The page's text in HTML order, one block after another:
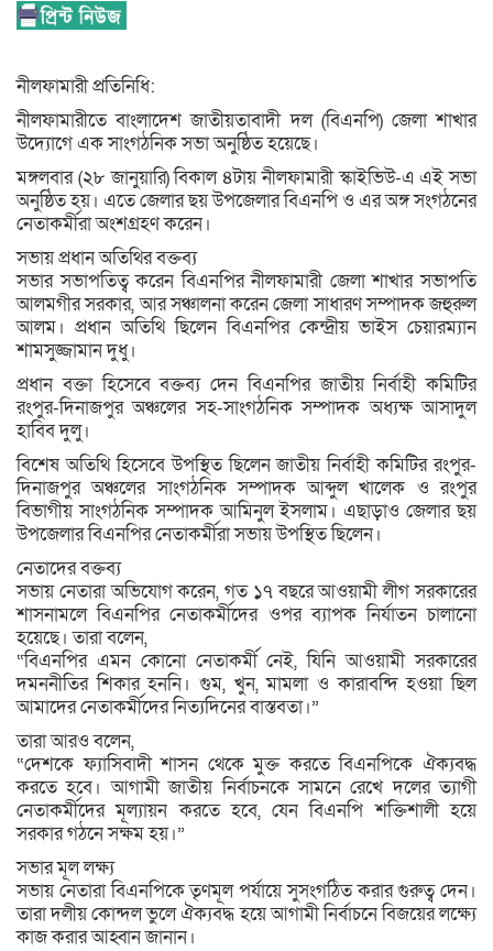
নীলফামারী প্রতিনিধি:
নীলফামারীতে বাংলাদেশ জাতীয়তাবাদী দল (বিএনপি) জেলা শাখার
উদ্যোগে এক সাংগঠনিক সভা অনুষ্ঠিত হয়েছে।
মঙ্গলবার (২৮ জানুয়ারি) বিকাল ৪টায় নীলফামারী স্কাইভিউ-এ এই সভা
অনুষ্ঠিত হয়। এতে জেলার ছয় উপজেলার বিএনপি ও এর অঙ্গ সংগঠনের
নেতাকর্মীরা অংশগ্রহণ করেন।
সভায় প্রধান অতিথির বক্তব্য
সভার সভাপতিত্ব করেন বিএনপির নীলফামারী জেলা শাখার সভাপতি
আলমগীর সরকার, আর সঞ্চালনা করেন জেলা সাধারণ সম্পাদক জহুরুল
আলম। প্রধান অতিথি ছিলেন বিএনপির কেন্দ্রীয় ভাইস চেয়ারম্যান
শামসুজ্জামান দুধু।
প্রধান বক্তা হিসেবে বক্তব্য দেন বিএনপির জাতীয় নির্বাহী কমিটির
রংপুর-দিনাজপুর অঞ্চলের সহ-সাংগঠনিক সম্পাদক অধ্যক্ষ আসাদুল
হাবিব দুলু।
বিশেষ অতিথি হিসেবে উপস্থিত ছিলেন জাতীয় নির্বাহী কমিটির রংপুর-
দিনাজপুর অঞ্চলের সাংগঠনিক সম্পাদক আব্দুল খালেক ও রংপুর
বিভাগীয় সাংগঠনিক সম্পাদক আমিনুল ইসলাম। এছাড়াও জেলার ছয়
উপজেলার বিএনপির নেতাকর্মীরা সভায় উপস্থিত ছিলেন।
নেতাদের বক্তব্য
সভায় নেতারা অভিযোগ করেন, গত ১৭ বছরে আওয়ামী লীগ সরকারের
শাসনামলে বিএনপির নেতাকর্মীদের ওপর ব্যাপক নির্যাতন চালানো
হয়েছে। তারা বলেন,
“বিএনপির এমন কোনো নেতাকর্মী নেই, যিনি আওয়ামী সরকারের
দমননীতির শিকার হননি। গুম, খুন, মামলা ও কারাবন্দি হওয়া ছিল
আমাদের নেতাকর্মীদের নিত্যদিনের বাস্তবতা।”
তারা আরও বলেন,
“দেশকে ফ্যাসিবাদী শাসন থেকে মুক্ত করতে বিএনপিকে ঐক্যবদ্ধ
করতে হবে। আগামী জাতীয় নির্বাচনকে সামনে রেখে দলের ত্যাগী
নেতাকর্মীদের মূল্যায়ন করতে হবে, যেন বিএনপি শক্তিশালী হয়ে
সরকার গঠনে সক্ষম হয়।”
সভার মূল লক্ষ্য
সভায় নেতারা বিএনপিকে তৃণমূল পর্যায়ে সুসংগঠিত করার গুরুত্ব দেন।
তারা দলীয় কোন্দল ভুলে ঐক্যবদ্ধ হয়ে আগামী নির্বাচনে বিজয়ের লক্ষ্যে
কাজ করার আহ্বান জানান।